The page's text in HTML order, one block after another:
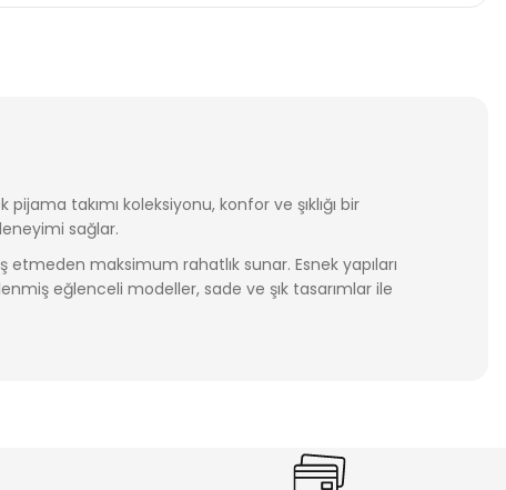
pijama takımı koleksiyonu, konfor ve şıklığı bir
sağlar.
maksimum rahatlık sunar. Esnek yapıları
eğlenceli modeller, sade ve şık tasarımlar ile